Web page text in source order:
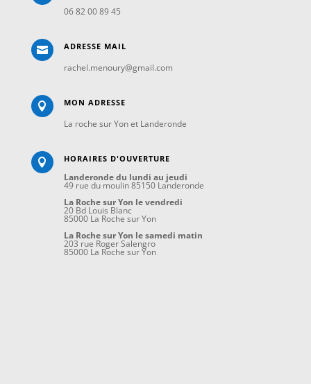
06 82 00 89 45
 ADRESSE MAIL
rachel.menoury@gmail.com
 MON ADRESSE
La roche sur Yon et Landeronde
 HORAIRES D'OUVERTURE
Landeronde du lundi au jeudi
49 rue du moulin 85150 Landeronde
La Roche sur Yon le vendredi
20 Bd Louis Blanc
85000 La Roche sur Yon
La Roche sur Yon le samedi matin
203 rue Roger Salengro
85000 La Roche sur Yon